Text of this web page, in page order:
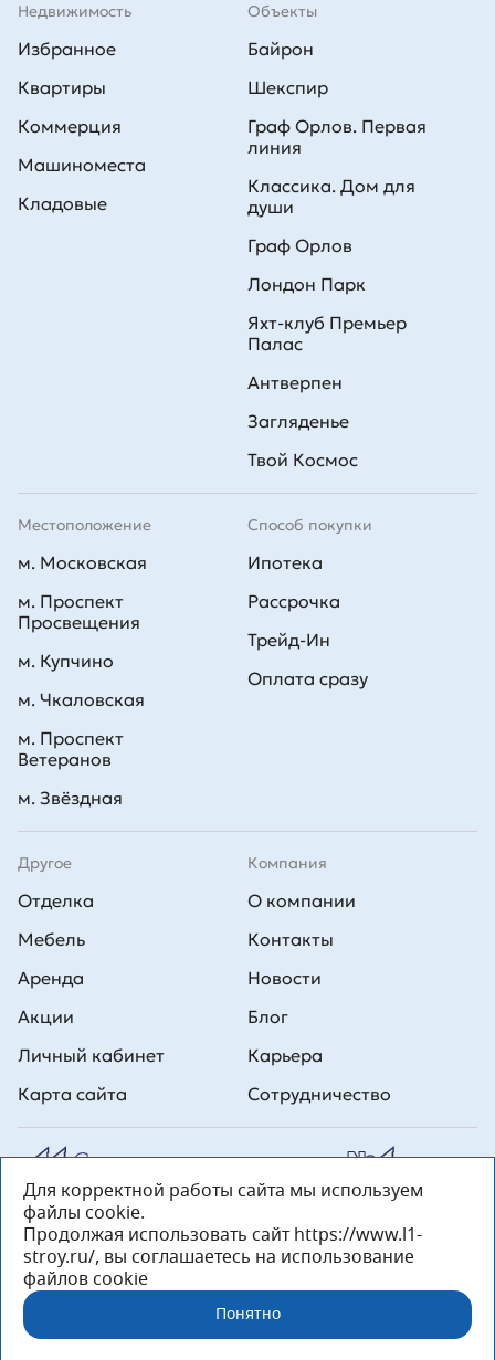
Недвижимость
Избранное
Квартиры
Коммерция
Машиноместа
Кладовые
Способ покупки
Ипотека
Рассрочка
Трейд-Ин
Оплата сразу
Объекты
Байрон
Шекспир
Граф Орлов. Первая
линия
Классика. Дом для
души
Граф Орлов
Лондон Парк
Яхт-клуб Премьер
Палас
Антверпен
Загляденье
Твой Космос
Другое
Отделка
Мебель
Аренда
Акции
Личный кабинет
Карта сайта
Компания
О компании
Контакты
Новости
Блог
Карьера
Сотрудничество
Местоположение
м. Московская
м. Проспект
Просвещения
м. Купчино
м. Чкаловская
м. Проспект
Ветеранов
м. Звёздная
Все права на публикуемые на сайте материалы принадлежат
ООО Л1 Строительная комания №1. Любая информация,
представленная на данном сайте, носит исключительно
информационный характер и ни при каких условиях не является
публичной офертой, определяемой положениями статьи 437 ГК РФ.
«ООО «Л1 Строительная Компания №1» 196233, Санкт-Петербург, ул.
Орджоникидзе, д. 52, литер А, пом. 92-Н, офис 4 ИНН 7810269443,
ОГРН 1027804853559»
Для корректной работы сайта мы используем
файлы cookie.
Продолжая использовать сайт https://www.l1-
stroy.ru/, вы соглашаетесь на использование
файлов cookie
Понятно